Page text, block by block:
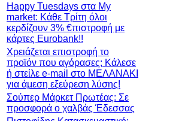
Happy Tuesdays στα My
market: Κάθε Τρίτη όλοι
κερδίζουν 3% €πιστροφή με
κάρτες Eurobank!!
Χρειάζεται επιστροφή το
προϊόν που αγόρασες; Κάλεσε
ή στείλε e-mail στο ΜΕΛΑΝΑΚΙ
για άμεση εξεύρεση λύσης!
Σούπερ Μάρκετ Πρωτέας: Σε
προσφορά ο χαλβάς Έδεσσας